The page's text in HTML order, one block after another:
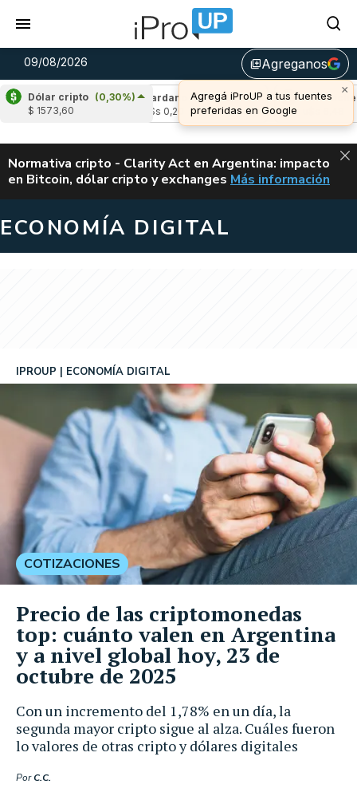
09/08/2026 library_addAgreganos
×
Agregá iProUP a tus fuentes
preferidas en Google
Dólar cripto (0,30%)
$ 1573,60
0,24%) Cardano
(-1,81%)
u$s 0,20
Avalanche
(-
u$s 6,48
ALERTA
Normativa cripto - Clarity Act en Argentina: impacto
en Bitcoin, dólar cripto y exchanges CLARITY ACT EN
Más información
ECONOMÍA DIGITAL
Con un incremento del 1,78% en un día, la
segunda mayor cripto sigue al alza. Cuáles fueron
lo valores de otras cripto y dólares digitales
IPROUP ECONOMÍA DIGITAL
PorC.C.
COTIZACIONES
Precio de las criptomonedas
top: cuánto valen en Argentina
y a nivel global hoy, 23 de
octubre de 2025